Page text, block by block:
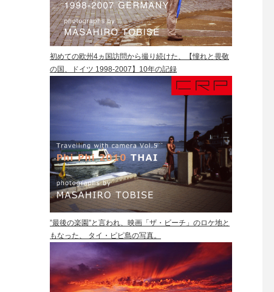
初めての欧州4ヵ国訪問から撮り続けた、【憧れと畏敬
の国、ドイツ 1998-2007】10年の記録
”最後の楽園”と言われ、映画「ザ・ビーチ」のロケ地と
もなった、 タイ・ピピ島の写真。